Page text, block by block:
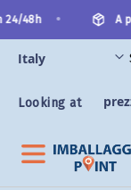
al
contenuto
48h A
Looking at